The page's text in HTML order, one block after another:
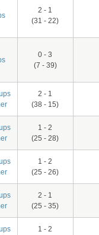
2 - 1
(31 - 22)
0 - 3
(7 - 39)
2 - 1
(38 - 15)
1 - 2
(25 - 28)
1 - 2
(25 - 26)
2 - 1
(25 - 35)
1 - 2